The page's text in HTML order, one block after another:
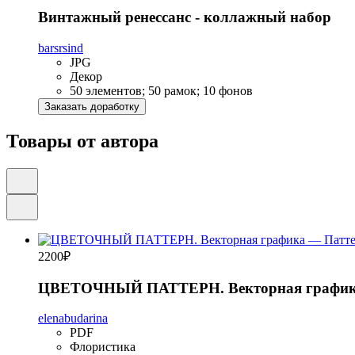
Винтажный ренессанс - коллажный набор
barsrsind
JPG
Декор
50 элементов; 50 рамок; 10 фонов
Заказать доработку
Товары от автора
2200₽
ЦВЕТОЧНЫЙ ПАТТЕРН. Векторная
elenabudarina
PDF
Флористика